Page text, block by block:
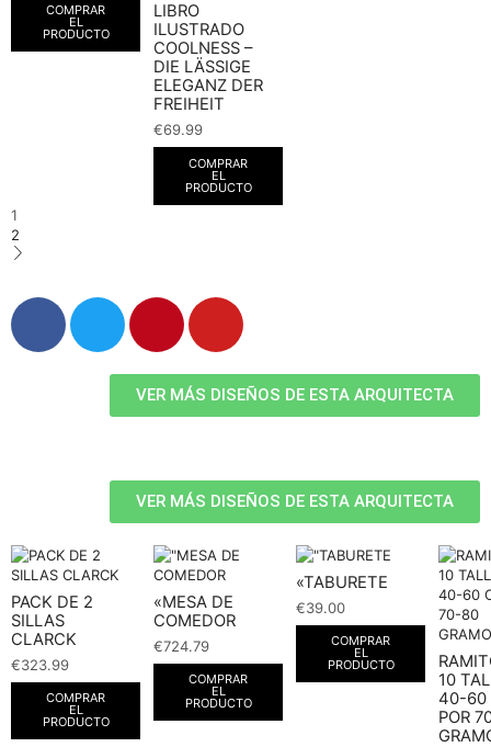
COMPRAR
EL
PRODUCTO
LIBRO
ILUSTRADO
COOLNESS –
DIE LÄSSIGE
ELEGANZ DER
FREIHEIT
€69.99
COMPRAR
EL
PRODUCTO
1
2
VER MÁS DISEÑOS DE ESTA ARQUITECTA
VER MÁS DISEÑOS DE ESTA ARQUITECTA
PACK DE 2
SILLAS
CLARCK
€323.99
COMPRAR
EL
PRODUCTO
«MESA DE
COMEDOR
€724.79
COMPRAR
EL
PRODUCTO
«TABURETE
€39.00
COMPRAR
EL
PRODUCTO
10
40-60
POR